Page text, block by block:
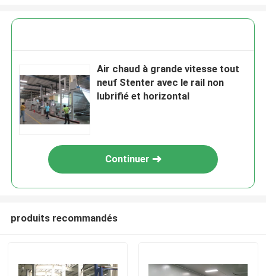
Air chaud à grande vitesse tout
neuf Stenter avec le rail non
lubrifié et horizontal
Continuer
produits recommandés